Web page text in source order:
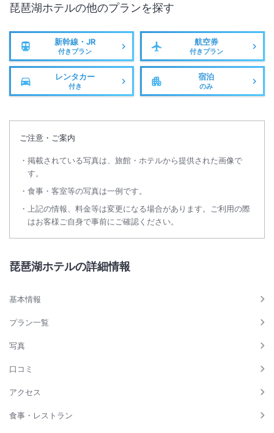
琵琶湖ホテルの他のプランを探す
新幹線・JR
付きプラン
航空券
付きプラン
レンタカー
付き
宿泊
のみ
ご注意・ご案内
掲載されている写真は、旅館・ホテルから提供された画像で
す。
食事・客室等の写真は一例です。
上記の情報、料金等は変更になる場合があります。ご利用の際
はお客様ご自身で事前にご確認ください。
琵琶湖ホテルの詳細情報
基本情報
プラン一覧
写真
口コミ
アクセス
食事・レストラン